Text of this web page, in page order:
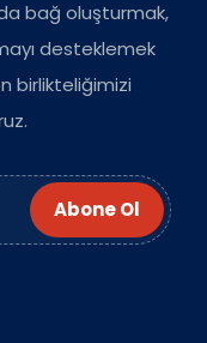
bağ oluşturmak,
desteklemek
birlikteliğimizi
Abone Ol